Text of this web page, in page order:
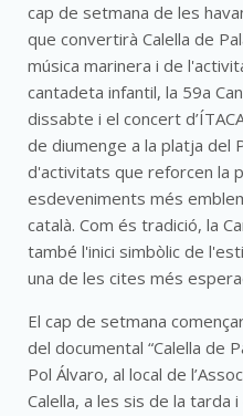
cap de setmana de les
que convertirà Calella de
música marinera i de
cantadeta infantil, la 59a
dissabte i el concert
de diumenge a la platja del
d'activitats que reforcen la
esdeveniments més
català. Com és tradició, la
també l'inici simbòlic de
una de les cites més
El cap de setmana
del documental “Calella de
Pol Álvaro, al local de
Calella, a les sis de la tarda